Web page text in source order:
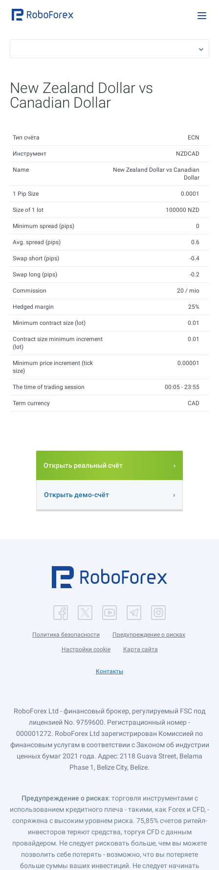
New Zealand Dollar vs
Canadian Dollar
Тип счёта ECN
Инструмент NZDCAD
Name
New Zealand Dollar vs Canadian
Dollar
1 Pip Size 0.0001
Size of 1 lot 100000 NZD
Minimum spread (pips) 0
Avg. spread (pips) 0.6
Swap short (pips) -0.4
Swap long (pips) -0.2
Commission 20 / mio
Hedged margin 25%
Minimum contract size (lot) 0.01
Contract size minimum increment
(lot)
0.01
Minimum price increment (tick
size)
0.00001
The time of trading session 00:05 - 23:55
Term currency CAD
Открыть реальный счёт
Открыть демо-счёт
Политика безопасности Предупреждение о рисках
Настройки cookie Карта сайта
Контакты
RoboForex Ltd - финансовый брокер, регулируемый FSC под
лицензией No. 9759600. Регистрационный номер -
000001272. RoboForex Ltd зарегистрирован Комиссией по
финансовым услугам в соответствии с Законом об индустрии
ценных бумаг 2021 года. Адрес: 2118 Guava Street, Belama
Phase 1, Belize City, Belize.
Предупреждение о рисках: торговля инструментами с
использованием кредитного плеча - такими, как Forex и CFD, -
сопряжена с высоким уровнем риска. 75,85% счетов ритейл-
инвесторов теряют средства, торгуя CFD с данным
провайдером. Не следует рисковать больше, чем вы можете
позволить себе потерять - возможно, что вы потеряете
больше суммы ваших инвестиций. Не следует начинать